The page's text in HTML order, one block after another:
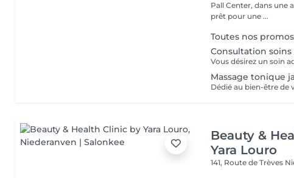
Pall Center, dans une
prêt pour une ...
Toutes nos
Consultation
Massage tonique
Beauty &
Yara Louro
141, Route de Trèves